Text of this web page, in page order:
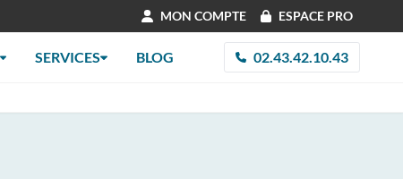
MON COMPTE ESPACE PRO
SERVICES BLOG 02.43.42.10.43